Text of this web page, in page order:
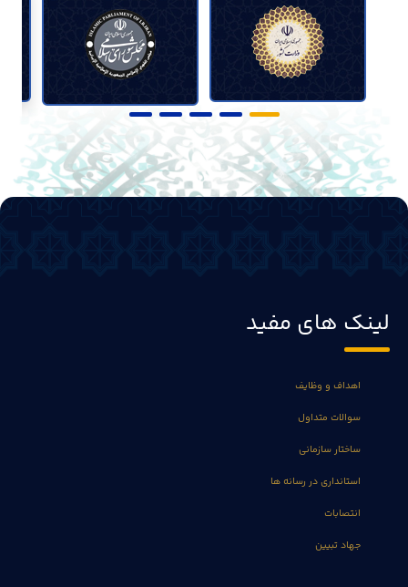
لینک های مفید
اهداف و وظایف
سوالات متداول
ساختار سازمانی
استانداری در رسانه ها
انتصابات
جهاد تبیین